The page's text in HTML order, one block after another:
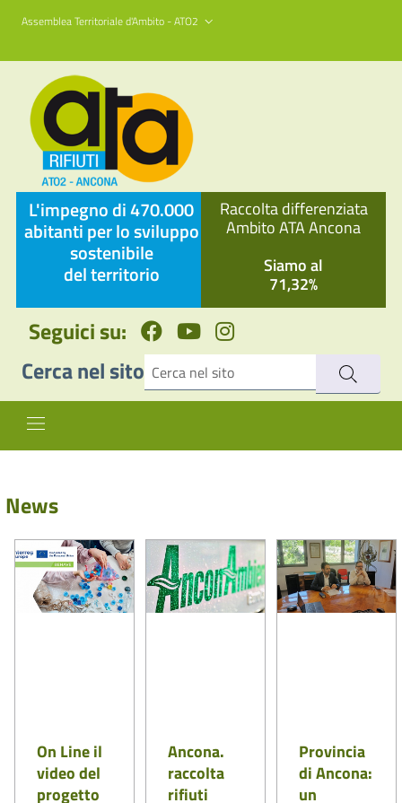
Assemblea Territoriale d'Ambito - ATO2
L'impegno di 470.000
abitanti per lo sviluppo
sostenibile
del territorio
Raccolta differenziata
Ambito ATA Ancona
Siamo al
71,32%
Seguici su:
Cerca nel sito
News
On Line il
video del
progetto
Ancona.
raccolta
rifiuti
Provincia
di Ancona:
un